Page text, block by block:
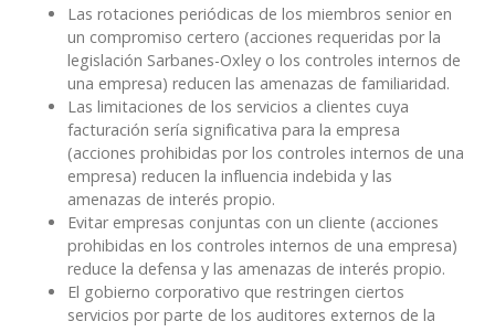
Las rotaciones periódicas de los miembros senior en
un compromiso certero (acciones requeridas por la
legislación Sarbanes-Oxley o los controles internos de
una empresa) reducen las amenazas de familiaridad.
Las limitaciones de los servicios a clientes cuya
facturación sería significativa para la empresa
(acciones prohibidas por los controles internos de una
empresa) reducen la influencia indebida y las
amenazas de interés propio.
Evitar empresas conjuntas con un cliente (acciones
prohibidas en los controles internos de una empresa)
reduce la defensa y las amenazas de interés propio.
El gobierno corporativo que restringen ciertos
servicios por parte de los auditores externos de la